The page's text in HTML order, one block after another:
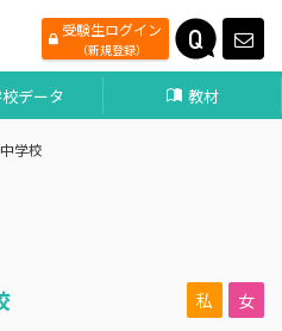
受験生ログイン
（新規登録）
データ 教材
学校
私 女